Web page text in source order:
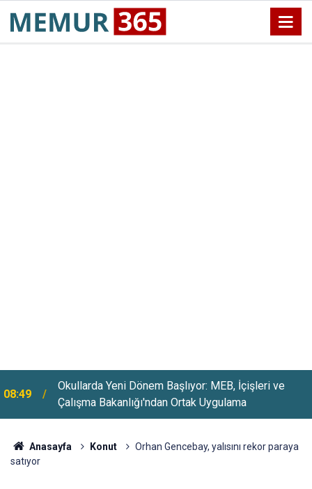
08:24
SONAR Anketi Gündem Oldu: 2 Partinin Oyları Ciddi
Oranda Düştü
Anasayfa Konut
Orhan Gencebay, yalısını rekor paraya
satıyor